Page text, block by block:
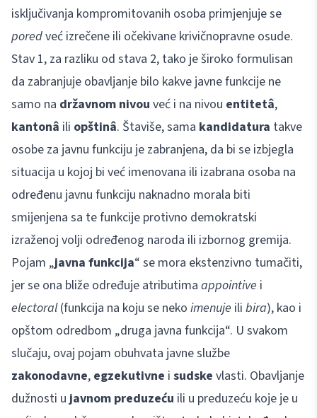
isključivanja kompromitovanih osoba primjenjuje se
poredveć izrečene ili očekivane krivičnopravne osude.
Stav 1, za razliku od stava 2, tako je široko formulisan
da zabranjuje obavljanje bilo kakve javne funkcije ne
samo na državnom nivou već i na nivou entitetâ,
kantonâ ili opštinâ. Štaviše, sama kandidatura takve
osobe za javnu funkciju je zabranjena, da bi se izbjegla
situacija u kojoj bi već imenovana ili izabrana osoba na
određenu javnu funkciju naknadno morala biti
smijenjena sa te funkcije protivno demokratski
izraženoj volji određenog naroda ili izbornog gremija.
Pojam „javna funkcija“ se mora ekstenzivno tumačiti,
jer se ona bliže određuje atributima appointive i
electoral(funkcija na koju se neko imenuje ili bira), kao i
opštom odredbom „druga javna funkcija“. U svakom
slučaju, ovaj pojam obuhvata javne službe
zakonodavne, egzekutivne i sudske vlasti. Obavljanje
dužnosti ujavnom preduzeću ili u preduzeću koje je u